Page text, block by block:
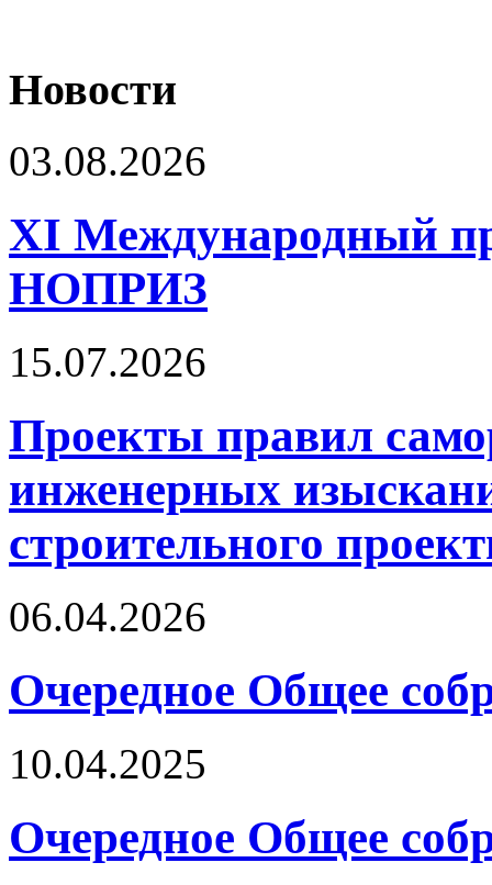
Новости
03.08.2026
XI Международный
НОПРИЗ
15.07.2026
Проекты правил
инженерных
строительного
06.04.2026
Очередное Общее
10.04.2025
Очередное Общее